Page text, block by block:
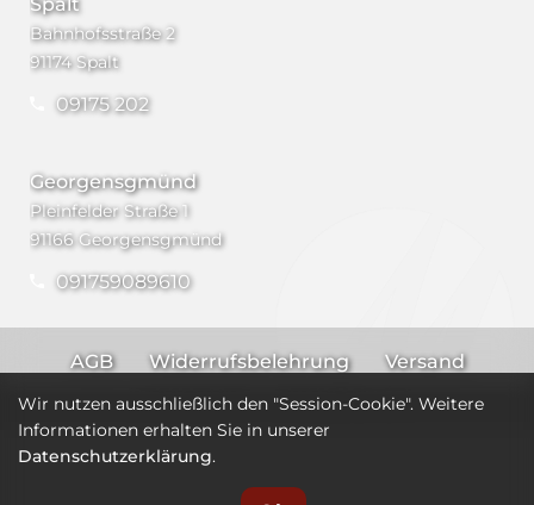
Bahnhofsstraße 2
91174 Spalt
09175 202
Georgensgmünd
Pleinfelder Straße 1
91166 Georgensgmünd
091759089610
AGB Widerrufsbelehrung
Versand
Impressum
Datenschutz
Wir nutzen ausschließlich den "Session-Cookie". Weitere
Informationen erhalten Sie in unserer
Datenschutzerklärung.